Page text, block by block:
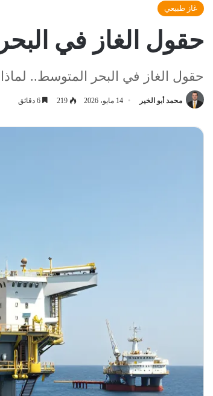
غاز طبيعي
حقول الغاز في البحر المتوسط .. 5 اكتشافات
حقول الغاز في البحر المتوسط..
محمد أبو الخير 14 مايو، 2026 219